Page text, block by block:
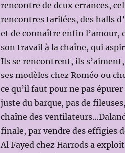
rencontre de deux errances,
rencontres tarifées, des halls
et de connaître enfin l’amour,
son travail à la chaîne, qui
Ils se rencontrent, ils
ses modèles chez Roméo ou
ce qu’il faut pour ne pas épurer
juste du barque, pas de
chaîne des
finale, par vendre des effigies
Al Fayed chez Harrods a